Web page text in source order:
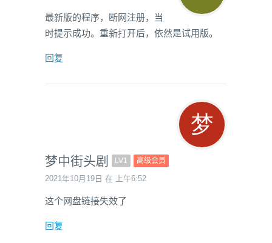
最新版的程序，断网注册，当
时提示成功。重新打开后，依然是试用版。
回复
梦中街头剧 LV1 高级会员
2021年10月19日 在 上午6:52
这个网盘链接失效了
回复